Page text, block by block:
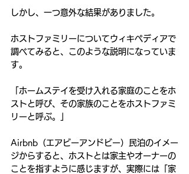
しかし、一つ意外な結果がありました。
ホストファミリーについてウィキペディアで
調べてみると、このような説明になっていま
す。
「ホームステイを受け入れる家庭のことをホ
ストと呼び、その家族のことをホストファミ
リーと呼ぶ。」
Airbnb（エアビーアンドビー）民泊のイメー
ジからすると、ホストとは家主やオーナーの
ことを指すように感じますが、実際には「家